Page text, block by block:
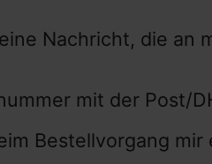
Nachricht, die an
mit der Post/
Bestellvorgang mir